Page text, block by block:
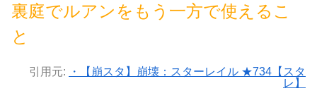
裏庭でルアンをもう一方で使えるこ
と
引用元:
・【崩スタ】崩壊：スターレイル ★734【スタ
レ】